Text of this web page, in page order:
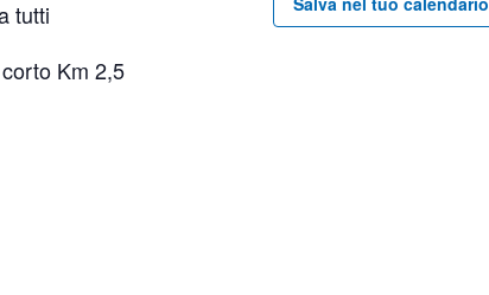
tutti
Km 2,5